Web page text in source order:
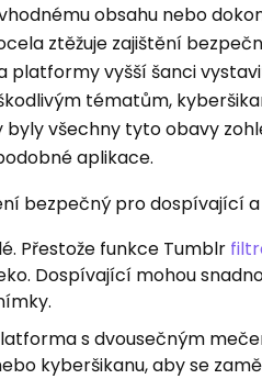
obsahu nebo
ztěžuje zajištění
vyšší šanci
tématům,
všechny tyto obavy
aplikace.
bezpečný pro dospívající
Přestože funkce Tumblr
Dospívající mohou
s dvousečným
kyberšikanu, aby se